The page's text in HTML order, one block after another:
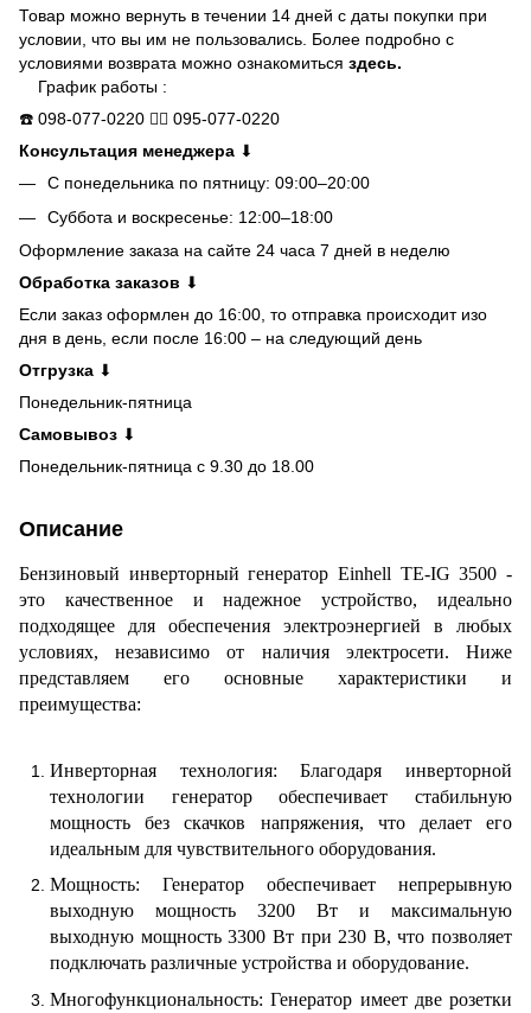
Товар можно вернуть в течении 14 дней с даты покупки при
условии, что вы им не пользовались. Более подробно с
условиями возврата можно ознакомиться здесь.
График работы :
☎️ 098-077-0220 👍🏻 095-077-0220
Консультация менеджера ⬇
С понедельника по пятницу: 09:00–20:00
Суббота и воскресенье: 12:00–18:00
Оформление заказа на сайте 24 часа 7 дней в неделю
Обработка заказов ⬇
Если заказ оформлен до 16:00, то отправка происходит изо
дня в день, если после 16:00 – на следующий день
Отгрузка ⬇
Понедельник-пятница
Самовывоз ⬇
Понедельник-пятница с 9.30 до 18.00
Описание
Бензиновый инверторный генератор Einhell TE-IG 3500 -
это качественное и надежное устройство, идеально
подходящее для обеспечения электроэнергией в любых
условиях, независимо от наличия электросети. Ниже
представляем его основные характеристики и
преимущества:
Инверторная технология: Благодаря инверторной
технологии генератор обеспечивает стабильную
мощность без скачков напряжения, что делает его
идеальным для чувствительного оборудования.
Мощность: Генератор обеспечивает непрерывную
выходную мощность 3200 Вт и максимальную
выходную мощность 3300 Вт при 230 В, что позволяет
подключать различные устройства и оборудование.
Многофункциональность: Генератор имеет две розетки